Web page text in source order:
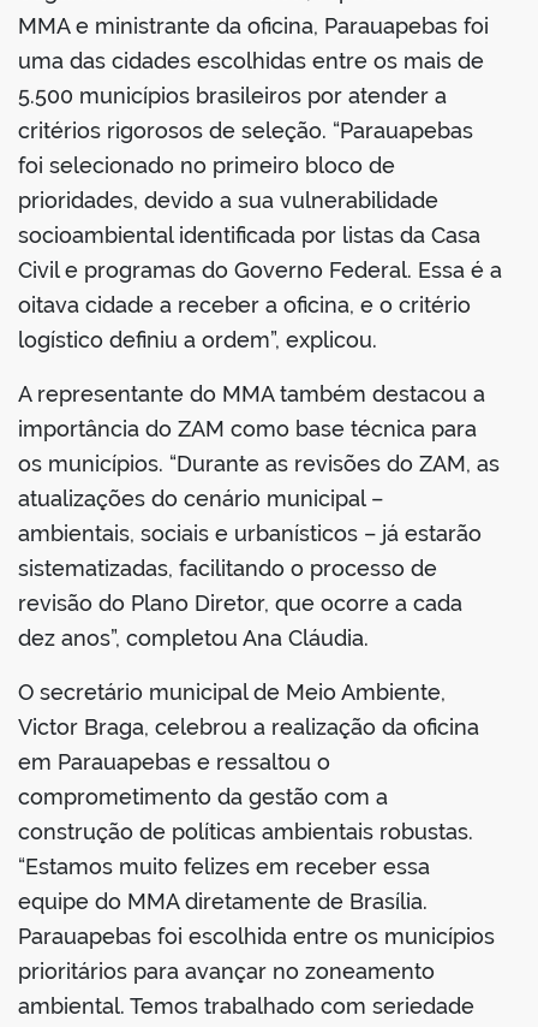
MMA e ministrante da oficina, Parauapebas foi
uma das cidades escolhidas entre os mais de
5.500 municípios brasileiros por atender a
critérios rigorosos de seleção. “Parauapebas
foi selecionado no primeiro bloco de
prioridades, devido a sua vulnerabilidade
socioambiental identificada por listas da Casa
Civil e programas do Governo Federal. Essa é a
oitava cidade a receber a oficina, e o critério
logístico definiu a ordem”, explicou.
A representante do MMA também destacou a
importância do ZAM como base técnica para
os municípios. “Durante as revisões do ZAM, as
atualizações do cenário municipal –
ambientais, sociais e urbanísticos – já estarão
sistematizadas, facilitando o processo de
revisão do Plano Diretor, que ocorre a cada
dez anos”, completou Ana Cláudia.
O secretário municipal de Meio Ambiente,
Victor Braga, celebrou a realização da oficina
em Parauapebas e ressaltou o
comprometimento da gestão com a
construção de políticas ambientais robustas.
“Estamos muito felizes em receber essa
equipe do MMA diretamente de Brasília.
Parauapebas foi escolhida entre os municípios
prioritários para avançar no zoneamento
ambiental. Temos trabalhado com seriedade